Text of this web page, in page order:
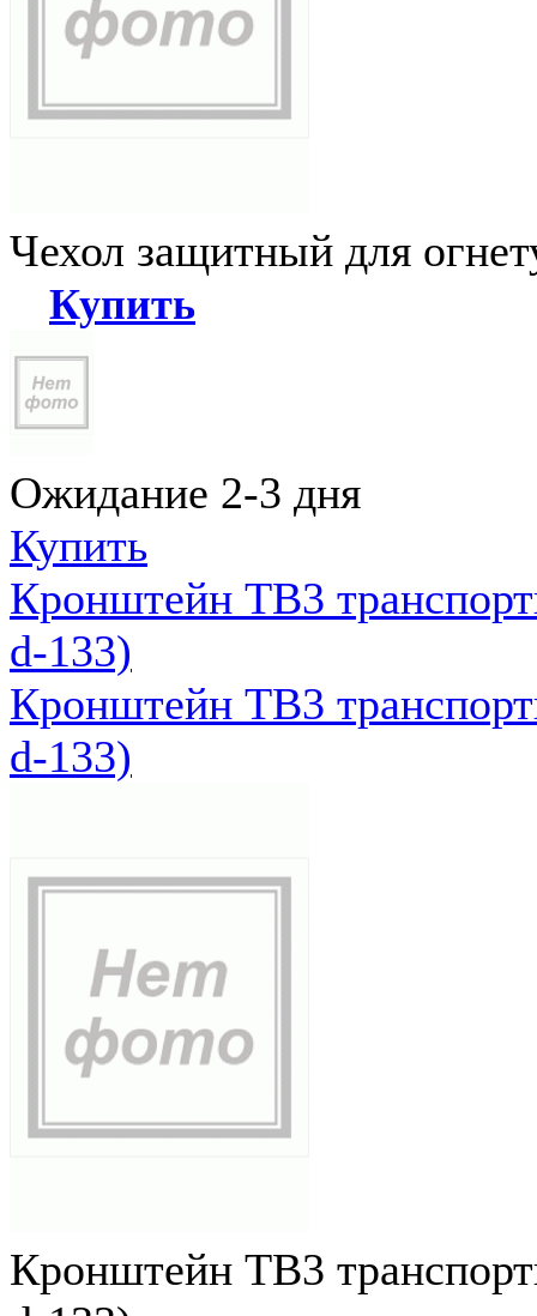
Чехол защитный для
Купить
Ожидание 2-3 дня
Купить
Кронштейн ТВ3
d-133)
Кронштейн ТВ3
d-133)
Кронштейн ТВ3